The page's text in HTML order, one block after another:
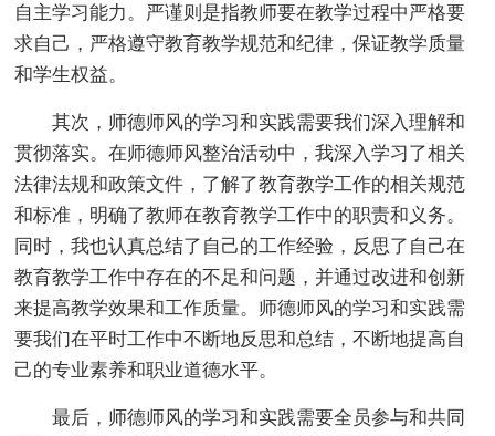
自主学习能力。严谨则是指教师要在教学过程中严格要
求自己，严格遵守教育教学规范和纪律，保证教学质量
和学生权益。
其次，师德师风的学习和实践需要我们深入理解和
贯彻落实。在师德师风整治活动中，我深入学习了相关
法律法规和政策文件，了解了教育教学工作的相关规范
和标准，明确了教师在教育教学工作中的职责和义务。
同时，我也认真总结了自己的工作经验，反思了自己在
教育教学工作中存在的不足和问题，并通过改进和创新
来提高教学效果和工作质量。师德师风的学习和实践需
要我们在平时工作中不断地反思和总结，不断地提高自
己的专业素养和职业道德水平。
最后，师德师风的学习和实践需要全员参与和共同